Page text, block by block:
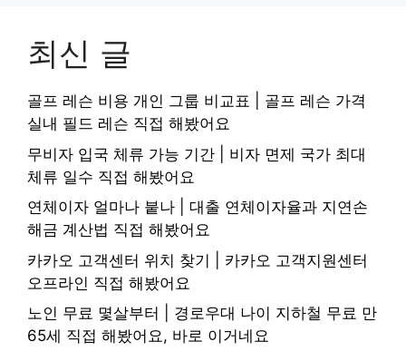
최신 글
골프 레슨 비용 개인 그룹 비교표 | 골프 레슨 가격
실내 필드 레슨 직접 해봤어요
무비자 입국 체류 가능 기간 | 비자 면제 국가 최대
체류 일수 직접 해봤어요
연체이자 얼마나 붙나 | 대출 연체이자율과 지연손
해금 계산법 직접 해봤어요
카카오 고객센터 위치 찾기 | 카카오 고객지원센터
오프라인 직접 해봤어요
노인 무료 몇살부터 | 경로우대 나이 지하철 무료 만
65세 직접 해봤어요, 바로 이거네요